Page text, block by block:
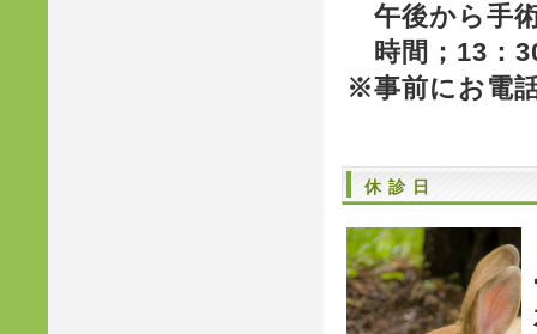
午後から手
時間；13：
※事前にお電
休 診 日